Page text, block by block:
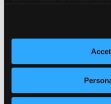
modificare o revocare il
momento dalla
sull'icona di attivazione della
raccogliere
geografica, con